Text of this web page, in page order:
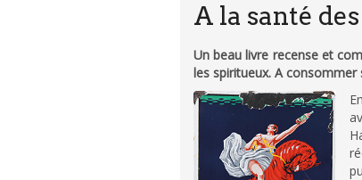
A la santé
Un beau livre recense et
les spiritueux. A